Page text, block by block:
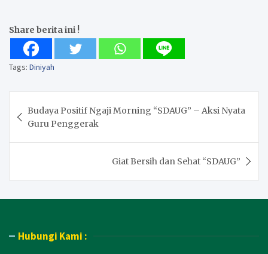
Share berita ini !
Tags: Diniyah
navigation
Budaya Positif Ngaji Morning “SDAUG” – Aksi Nyata
Guru Penggerak
Giat Bersih dan Sehat “SDAUG”
Hubungi Kami :